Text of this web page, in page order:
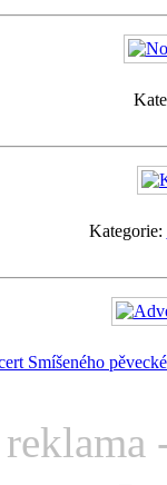
Kategorie:
Smíšeného